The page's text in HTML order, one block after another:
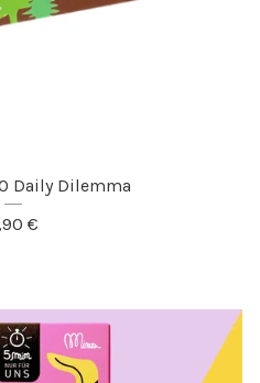
Daily Dilemma
€